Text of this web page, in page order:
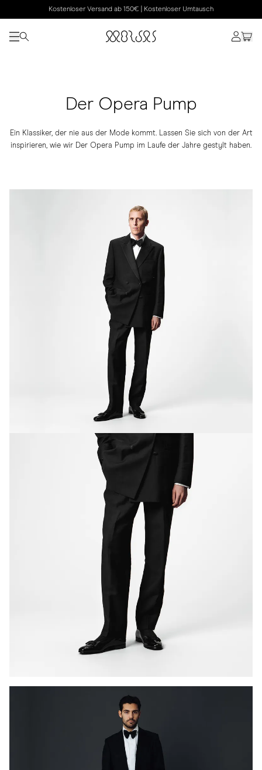
Kostenloser Versand ab 150€ | Kostenloser Umtausch
Der Opera Pump
Ein Klassiker, der nie aus der Mode kommt. Lassen Sie sich von der Art
inspirieren, wie wir Der Opera Pump im Laufe der Jahre gestylt haben.